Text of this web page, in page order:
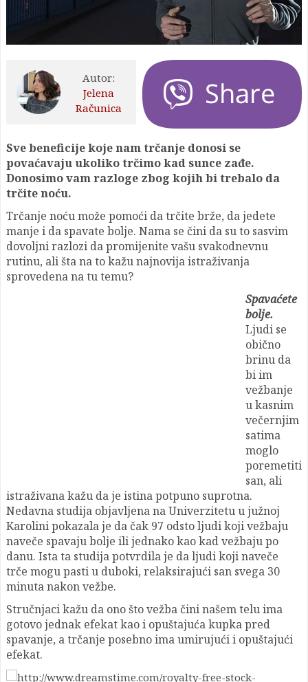
Autor:
Jelena
Računica
Sve beneficije koje nam trčanje donosi se
povaćavaju ukoliko trčimo kad sunce zađe.
Donosimo vam razloge zbog kojih bi trebalo da
trčite noću.
Trčanje noću može pomoći da trčite brže, da jedete
manje i da spavate bolje. Nama se čini da su to sasvim
dovoljni razlozi da promijenite vašu svakodnevnu
rutinu, ali šta na to kažu najnovija istraživanja
sprovedena na tu temu?
Spavaćete
bolje.
Ljudi se
obično
brinu da
bi im
vežbanje
u kasnim
večernjim
satima
moglo
poremetiti
san, ali
istraživana kažu da je istina potpuno suprotna.
Nedavna studija objavljena na Univerzitetu u južnoj
Karolini pokazala je da čak 97 odsto ljudi koji vežbaju
naveče spavaju bolje ili jednako kao kad vežbaju po
danu. Ista ta studija potvrdila je da ljudi koji naveče
trče mogu pasti u duboki, relaksirajući san svega 30
minuta nakon vežbe.
Stručnjaci kažu da ono što vežba čini našem telu ima
gotovo jednak efekat kao i opuštajuća kupka pred
spavanje, a trčanje posebno ima umirujući i opuštajući
efekat.